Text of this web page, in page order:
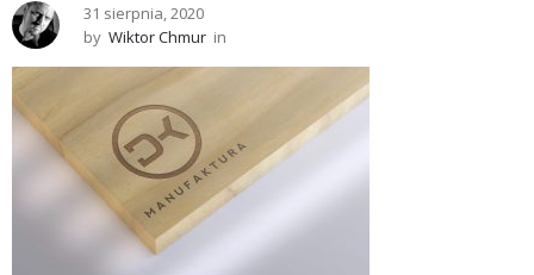
31 sierpnia, 2020
by Wiktor Chmur in